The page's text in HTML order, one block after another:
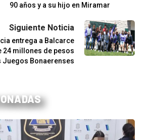
90 años y a su hijo en Miramar
Siguiente Noticia
entrega a Balcarce
24 millones de pesos
Juegos Bonaerenses